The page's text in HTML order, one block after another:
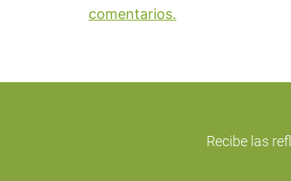
comentarios.
Recibe las